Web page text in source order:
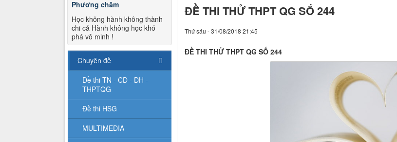
ĐỀ THI THỬ THPT QG SỐ 244
Thứ sáu - 31/08/2018 21:45
ĐỀ THI THỬ THPT QG SỐ 244
Phương châm
Học không hành không thành
chi cả Hành không học khó
phá vô minh !
Chuyên đề
Đề thi TN - CĐ - ĐH -
THPTQG
Đề thi HSG
MULTIMEDIA